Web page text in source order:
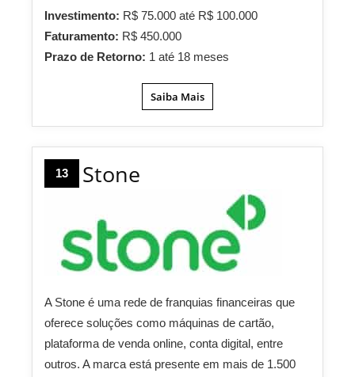
Investimento: R$ 75.000 até R$ 100.000
Faturamento: R$ 450.000
Prazo de Retorno: 1 até 18 meses
Saiba Mais
13 Stone
A Stone é uma rede de franquias financeiras que
oferece soluções como máquinas de cartão,
plataforma de venda online, conta digital, entre
outros. A marca está presente em mais de 1.500